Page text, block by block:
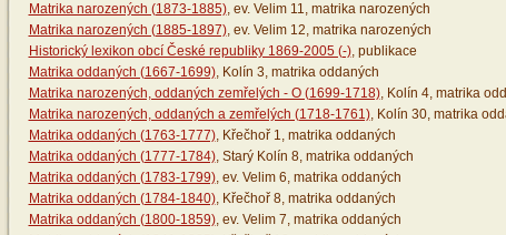
Matrika narozených (1873-1885), ev. Velim 11, matrika narozených
Matrika narozených (1885-1897), ev. Velim 12, matrika narozených
Historický lexikon obcí České republiky 1869-2005 (-), publikace
Matrika oddaných (1667-1699), Kolín 3, matrika oddaných
Matrika narozených, oddaných zemřelých - O (1699-1718), Kolín 4, matrika
Matrika narozených, oddaných a zemřelých (1718-1761), Kolín 30, matrika
Matrika oddaných (1763-1777), Křečhoř 1, matrika oddaných
Matrika oddaných (1777-1784), Starý Kolín 8, matrika oddaných
Matrika oddaných (1783-1799), ev. Velim 6, matrika oddaných
Matrika oddaných (1784-1840), Křečhoř 8, matrika oddaných
Matrika oddaných (1800-1859), ev. Velim 7, matrika oddaných